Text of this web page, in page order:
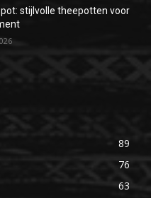
stijlvolle theepotten voor
89
76
63